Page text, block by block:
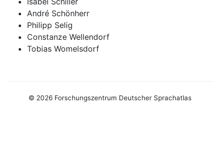
André Schönherr
Philipp Selig
Constanze Wellendorf
Tobias Womelsdorf
© 2026 Forschungszentrum Deutscher Sprachatlas